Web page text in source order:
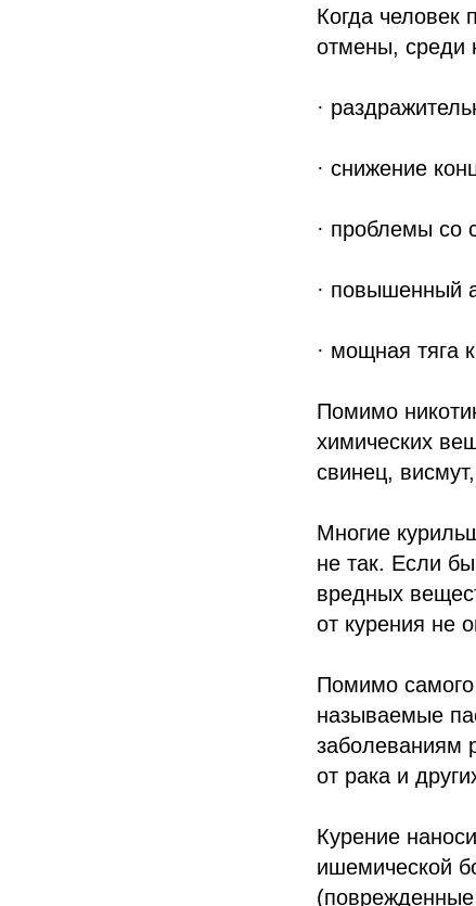
Когда человек
отмены, среди
·
· снижение
· проблемы со
· повышенный
· мощная тяга
Помимо
химических
свинец,
Многие
не так. Если
вредных
от курения не
Помимо самого
называемые
заболеваниям
от рака и
Курение
ишемической